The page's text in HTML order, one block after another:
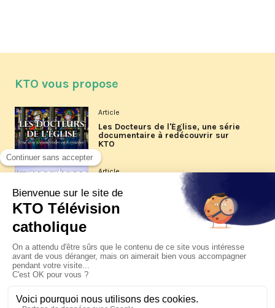
KTO vous propose
Article
Les Docteurs de l'Église, une série
documentaire à redécouvrir sur
KTO
Article
Les reportages d'été 2026 de KTO
La visite pastorale du pape Léon
XIV à Assise à suivre sur KTO le
jeudi 6 août
Le pape en Uruguay, Argentine et